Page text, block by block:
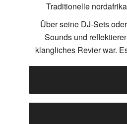
Traditionelle
Über seine DJ-Sets
Sounds und
klangliches Revier war.